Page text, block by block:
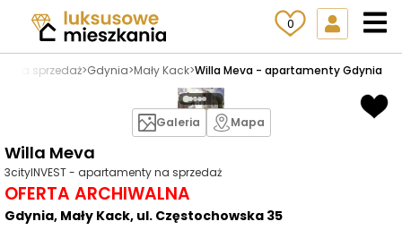
0
na sprzedaż>Gdynia>Mały Kack>Willa Meva - apartamenty Gdynia
Willa Meva
3cityINVEST - apartamenty na sprzedaż
OFERTA ARCHIWALNA
Gdynia, Mały Kack, ul. Częstochowska 35
Galeria Mapa